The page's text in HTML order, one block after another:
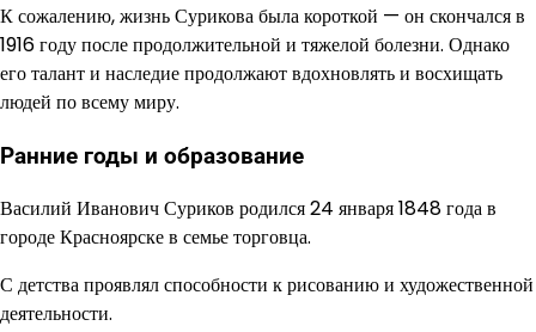
К сожалению, жизнь Сурикова была короткой — он скончался в
1916 году после продолжительной и тяжелой болезни. Однако
его талант и наследие продолжают вдохновлять и восхищать
людей по всему миру.
Ранние годы и образование
Василий Иванович Суриков родился 24 января 1848 года в
городе Красноярске в семье торговца.
С детства проявлял способности к рисованию и художественной
деятельности.